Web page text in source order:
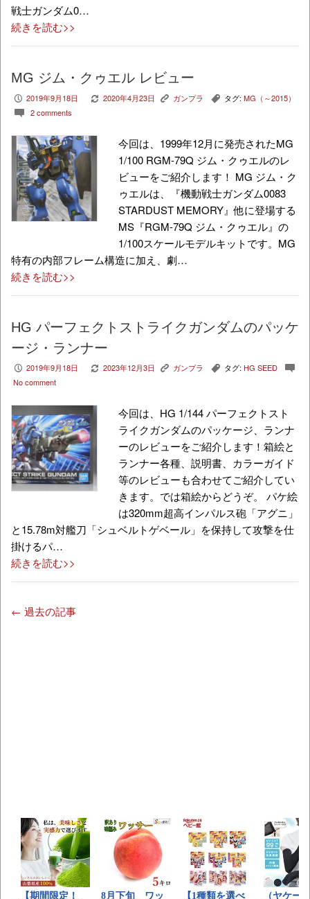
戦士ガンダム0…
続きを読む>>
MG ジム・クゥエル レビュー
P 2019年9月18日 V 2020年4月23日 K ガンプラ , タグ: MG（～2015）
c 2 comments
今回は、1999年12月に発売されたMG
1/100 RGM-79Q ジム・クゥエルのレ
ビューをご紹介します！ MG ジム・ク
ゥエルは、『機動戦士ガンダム0083
STARDUST MEMORY』他に登場する
MS『RGM-79Q ジム・クゥエル』の
1/100スケールモデルキットです。MG
特有の内部フレーム構造に加え、劇…
続きを読む>>
HG パーフェクトストライクガンダムのパッケ
ージ・ランナー
P 2019年9月18日 V 2023年12月3日 K ガンプラ , タグ: HG SEED c
No comment
今回は、HG 1/144 パーフェクトスト
ライクガンダムのパッケージ、ランナ
ーのレビューをご紹介します！箱絵と
ランナー各種、説明書、カラーガイド
等のレビューも合わせてご紹介してい
きます。では箱絵からどうぞ。 パケ絵
は320mm超高インパルス砲「アグニ」
と15.78m対艦刀「シュベルトゲベール」を保持して攻撃を仕
掛けるパ…
続きを読む>>
← 過去の記事